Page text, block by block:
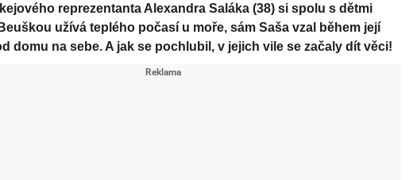
reprezentanta Alexandra Saláka (38) si spolu s dětmi
užívá teplého počasí u moře, sám Saša vzal během její
domu na sebe. A jak se pochlubil, v jejich vile se začaly dít věci!